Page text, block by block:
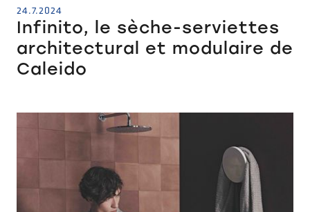
24.7.2024
Infinito, le sèche-serviettes
architectural et modulaire de
Caleido